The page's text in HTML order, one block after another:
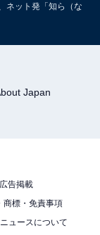
ネット発「知ら（な
Japan
広告掲載
商標・免責事項
ュースについて